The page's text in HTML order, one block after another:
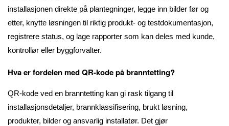
installasjonen direkte på plantegninger, legge inn bilder før og
etter, knytte løsningen til riktig produkt- og testdokumentasjon,
registrere status, og lage rapporter som kan deles med kunde,
kontrollør eller byggforvalter.
Hva er fordelen med QR-kode på branntetting?
QR-kode ved en branntetting kan gi rask tilgang til
installasjonsdetaljer, brannklassifisering, brukt løsning,
produkter, bilder og ansvarlig installatør. Det gjør